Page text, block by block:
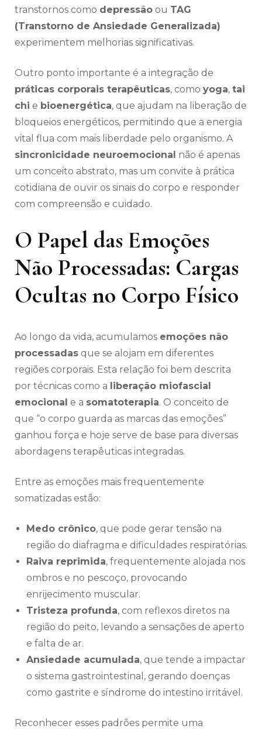
transtornos como depressão ou TAG
(Transtorno de Ansiedade Generalizada)
experimentem melhorias significativas.
Outro ponto importante é a integração de
práticas corporais terapêuticas, como yoga, tai
chi e bioenergética, que ajudam na liberação de
bloqueios energéticos, permitindo que a energia
vital flua com mais liberdade pelo organismo. A
sincronicidade neuroemocional não é apenas
um conceito abstrato, mas um convite à prática
cotidiana de ouvir os sinais do corpo e responder
com compreensão e cuidado.
O Papel das Emoções
Não Processadas: Cargas
Ocultas no Corpo Físico
Ao longo da vida, acumulamos emoções não
processadas que se alojam em diferentes
regiões corporais. Esta relação foi bem descrita
por técnicas como a liberação miofascial
emocional e a somatoterapia. O conceito de
que “o corpo guarda as marcas das emoções”
ganhou força e hoje serve de base para diversas
abordagens terapêuticas integradas.
Entre as emoções mais frequentemente
somatizadas estão:
Medo crônico, que pode gerar tensão na
região do diafragma e dificuldades respiratórias.
Raiva reprimida, frequentemente alojada nos
ombros e no pescoço, provocando
enrijecimento muscular.
Tristeza profunda, com reflexos diretos na
região do peito, levando a sensações de aperto
e falta de ar.
Ansiedade acumulada, que tende a impactar
o sistema gastrointestinal, gerando doenças
como gastrite e síndrome do intestino irritável.
Reconhecer esses padrões permite uma